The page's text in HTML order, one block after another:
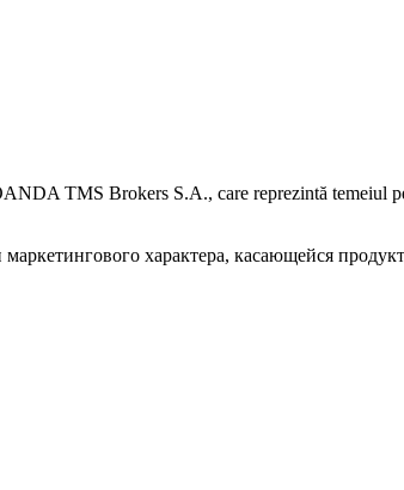
TMS Brokers S.A., care reprezintă temeiul
характера, касающейся